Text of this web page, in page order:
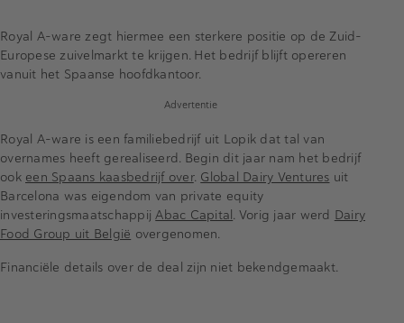
Royal A-ware zegt hiermee een sterkere positie op de Zuid-
Europese zuivelmarkt te krijgen. Het bedrijf blijft opereren
vanuit het Spaanse hoofdkantoor.
Advertentie
Royal A-ware is een familiebedrijf uit Lopik dat tal van
overnames heeft gerealiseerd. Begin dit jaar nam het bedrijf
ook een Spaans kaasbedrijf over. Global Dairy Ventures uit
Barcelona was eigendom van private equity
investeringsmaatschappijAbac Capital. Vorig jaar werd Dairy
Food Group uit België overgenomen.
Financiële details over de deal zijn niet bekendgemaakt.